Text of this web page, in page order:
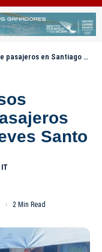
Santiago por Jueves Santo
Santo
2 Min Read